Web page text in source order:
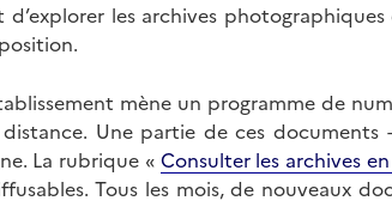
les archives
mène un programme de
Une partie de ces
La rubrique « Consulter les archives
Tous les mois, de nouveaux